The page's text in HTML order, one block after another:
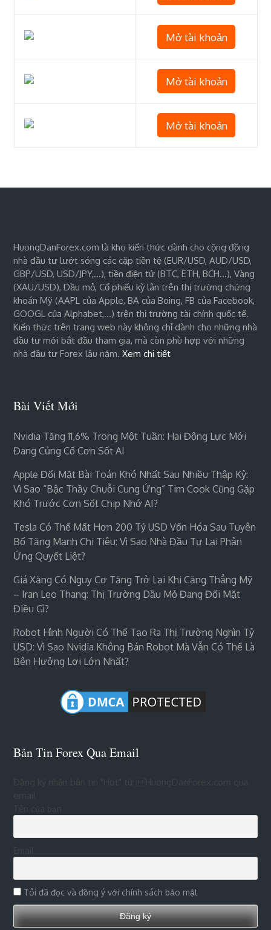
Mở tài khoản
Mở tài khoản
Mở tài khoản
HuongDanForex.com là kho kiến thức dành cho cộng đồng
nhà đầu tư lướt sóng các cặp tiền tệ (EUR/USD, AUD/USD,
GBP/USD, USD/JPY,…), tiền điện tử (BTC, ETH, BCH…), Vàng
(XAU/USD), Dầu mỏ, Cổ phiếu kỳ lân trên thị trường chứng
khoán Mỹ (AAPL của Apple, BA của Boing, FB của Facebook,
GOOGL của Alphabet,…) trên thị trường tài chính quốc tế.
Kiến thức trên trang web này không chỉ dành cho những nhà
đầu tư mới bắt đầu tham gia, mà còn phù hợp với những
nhà đầu tư Forex lâu năm.Xem chi tiết
Bài Viết Mới
Nvidia Tăng 11,6% Trong Một Tuần: Hai Động Lực Mới
Đang Củng Cố Cơn Sốt AI
Apple Đối Mặt Bài Toán Khó Nhất Sau Nhiều Thập Kỷ:
Vì Sao “bậc Thầy Chuỗi Cung Ứng” Tim Cook Cũng Gặp
Khó Trước Cơn Sốt Chip Nhớ AI?
Tesla Có Thể Mất Hơn 200 Tỷ USD Vốn Hóa Sau Tuyên
Bố Tăng Mạnh Chi Tiêu: Vì Sao Nhà Đầu Tư Lại Phản
Ứng Quyết Liệt?
Giá Xăng Có Nguy Cơ Tăng Trở Lại Khi Căng Thẳng Mỹ
– Iran Leo Thang: Thị Trường Dầu Mỏ Đang Đối Mặt
Điều Gì?
Robot Hình Người Có Thể Tạo Ra Thị Trường Nghìn Tỷ
USD: Vì Sao Nvidia Không Bán Robot Mà Vẫn Có Thể Là
Bên Hưởng Lợi Lớn Nhất?
Bản Tin Forex Qua Email
Đăng ký nhận bản tin "Hot" từ HuongDanForex.com qua
Tên của bạn
Tôi đã đọc và đồng ý với chính sách bảo mật